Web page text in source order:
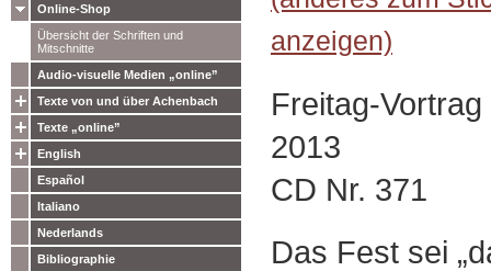
Online-Shop
Übersicht der Schriften und
Mitschnitte
Audio-visuelle Medien „online”
Texte von und über Achenbach
Texte „online”
English
Español
Italiano
Nederlands
Bibliographie
anzeigen)
Freitag-
2013
CD Nr. 371
Das Fest sei